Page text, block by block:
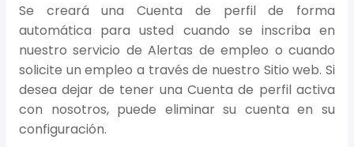
Se creará una Cuenta de perfil de forma
automática para usted cuando se inscriba en
nuestro servicio de Alertas de empleo o cuando
solicite un empleo a través de nuestro Sitio web. Si
desea dejar de tener una Cuenta de perfil activa
con nosotros, puede eliminar su cuenta en su
configuración.